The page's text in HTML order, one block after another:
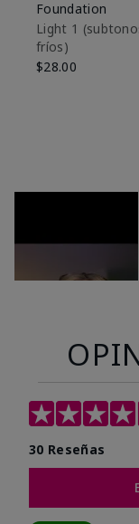
Foundation
Light 1​
fríos)
$28.00
30 Reseñas